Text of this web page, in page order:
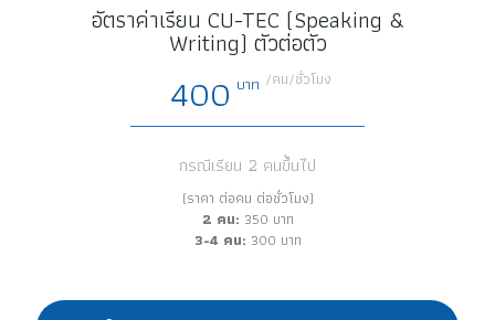
อัตราค่าเรียน CU-TEC (Speaking &
Writing) ตัวต่อตัว
400 บาท /คน/ชั่วโมง
กรณีเรียน 2 คนขึ้นไป
(ราคา ต่อคน ต่อชั่วโมง)
2 คน: 350 บาท
3-4 คน: 300 บาท